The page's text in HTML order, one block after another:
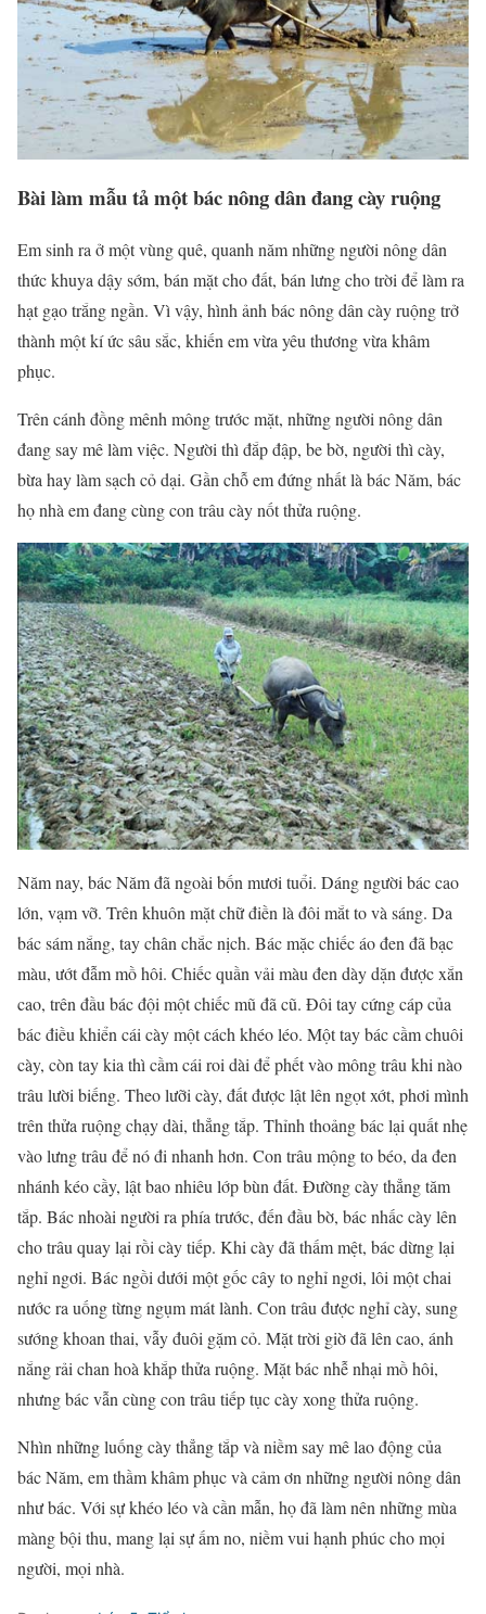
Bài làm mẫu tả một bác nông dân đang cày ruộng
Em sinh ra ở một vùng quê, quanh năm những người nông dân
thức khuya dậy sớm, bán mặt cho đất, bán lưng cho trời để làm ra
hạt gạo trắng ngần. Vì vậy, hình ảnh bác nông dân cày ruộng trở
thành một kí ức sâu sắc, khiến em vừa yêu thương vừa khâm
phục.
Trên cánh đồng mênh mông trước mặt, những người nông dân
đang say mê làm việc. Người thì đắp đập, be bờ, người thì cày,
bừa hay làm sạch cỏ dại. Gần chỗ em đứng nhất là bác Năm, bác
họ nhà em đang cùng con trâu cày nốt thửa ruộng.
Năm nay, bác Năm đã ngoài bốn mươi tuổi. Dáng người bác cao
lớn, vạm vỡ. Trên khuôn mặt chữ điền là đôi mắt to và sáng. Da
bác sám nắng, tay chân chắc nịch. Bác mặc chiếc áo đen đã bạc
màu, ướt đẫm mồ hôi. Chiếc quần vải màu đen dày dặn được xắn
cao, trên đầu bác đội một chiếc mũ đã cũ. Đôi tay cứng cáp của
bác điều khiển cái cày một cách khéo léo. Một tay bác cầm chuôi
cày, còn tay kia thì cầm cái roi dài để phết vào mông trâu khi nào
trâu lười biếng. Theo lưỡi cày, đất được lật lên ngọt xớt, phơi mình
trên thửa ruộng chạy dài, thẳng tắp. Thỉnh thoảng bác lại quất nhẹ
vào lưng trâu để nó đi nhanh hơn. Con trâu mộng to béo, da đen
nhánh kéo cầy, lật bao nhiêu lớp bùn đất. Đường cày thẳng tăm
tắp. Bác nhoài người ra phía trước, đến đầu bờ, bác nhấc cày lên
cho trâu quay lại rồi cày tiếp. Khi cày đã thấm mệt, bác dừng lại
nghỉ ngơi. Bác ngồi dưới một gốc cây to nghỉ ngơi, lôi một chai
nước ra uống từng ngụm mát lành. Con trâu được nghỉ cày, sung
sướng khoan thai, vẫy đuôi gặm cỏ. Mặt trời giờ đã lên cao, ánh
nắng rải chan hoà khắp thửa ruộng. Mặt bác nhễ nhại mồ hôi,
nhưng bác vẫn cùng con trâu tiếp tục cày xong thửa ruộng.
Nhìn những luống cày thẳng tắp và niềm say mê lao động của
bác Năm, em thầm khâm phục và cảm ơn những người nông dân
như bác. Với sự khéo léo và cần mẫn, họ đã làm nên những mùa
màng bội thu, mang lại sự ấm no, niềm vui hạnh phúc cho mọi
người, mọi nhà.